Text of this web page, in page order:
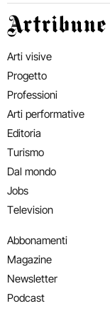
Artribune
Arti visive
Progetto
Professioni
Arti performative
Editoria
Turismo
Dal mondo
Jobs
Television
Abbonamenti
Magazine
Newsletter
Podcast